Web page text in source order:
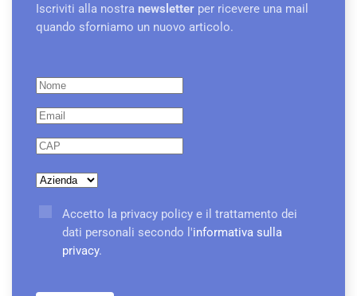
Iscriviti alla nostra newsletter per ricevere una mail
quando sforniamo un nuovo articolo.
Accetto la privacy policy e il trattamento dei
dati personali secondo l'informativa sulla
privacy.